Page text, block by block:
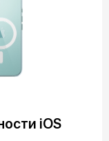
iOS